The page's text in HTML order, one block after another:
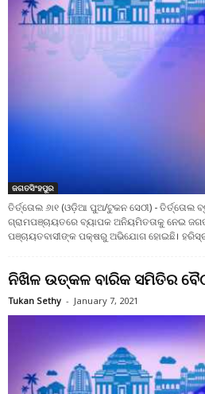
ଜଗତସିଂହପୁର
ତିର୍ତ୍ତୋଲ ୬ା୧ (ଓଡ଼ିଆ ପୁଅ/ଟୁକନ ସେଠୀ) - ତିର୍ତ୍ତୋଲ
ଗ୍ରାମପଞ୍ଚାୟତରେ ବ୍ୟାପକ ଅନିୟମିତତାକୁ ନେଇ
ପଞ୍ଚାୟତବାସୀଙ୍କ ପକ୍ଷରୁ ଅଭିଯୋଗ ହୋଇଛି।
ନିଖିଳ ଉତ୍କଳ ବାରିକ ସମିତିର
Tukan Sethy - January 7, 2021